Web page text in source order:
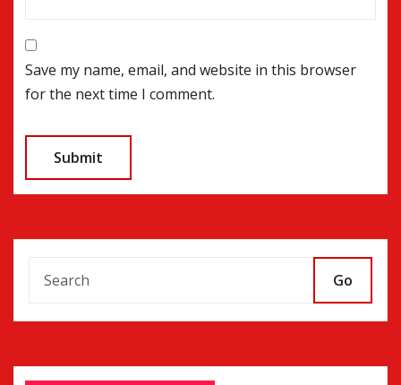
Save my name, email, and website in this browser
for the next time I comment.
Go